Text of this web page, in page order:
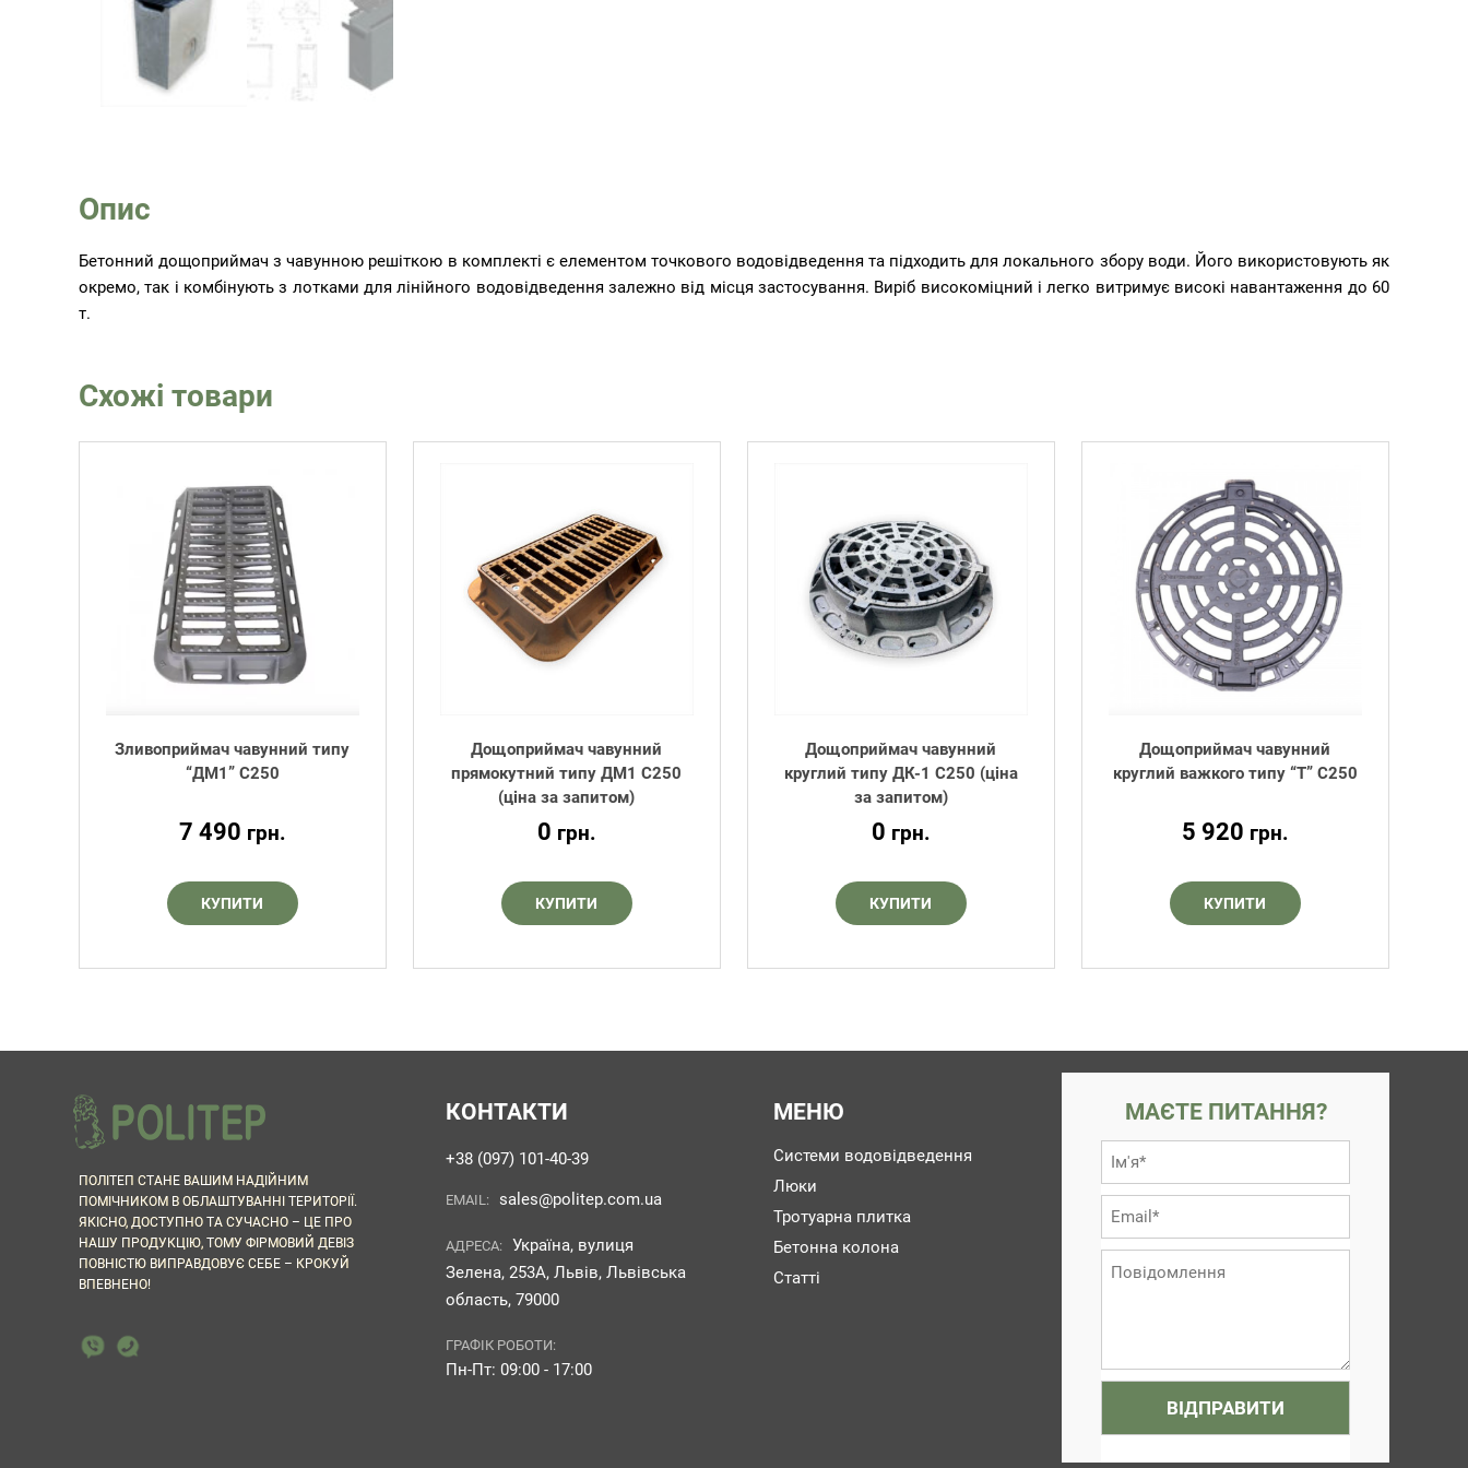
Опис
Бетонний дощоприймач з чавунною решіткою в комплекті є елементом точкового водовідведення та підходить для локального збору води. Його використовують як
окремо, так і комбінують з лотками для лінійного водовідведення залежно від місця застосування. Виріб високоміцний і легко витримує високі навантаження до 60
т.
Схожі товари
Зливоприймач чавунний типу
“ДМ1” С250
7 490 грн.
КУПИТИ
Дощоприймач чавунний
прямокутний типу ДМ1 С250
(ціна за запитом)
0 грн.
КУПИТИ
Дощоприймач чавунний
круглий типу ДК-1 С250 (ціна
за запитом)
0 грн.
КУПИТИ
Дощоприймач чавунний
круглий важкого типу “Т” С250
5 920 грн.
КУПИТИ
ПОЛІТЕП СТАНЕ ВАШИМ НАДІЙНИМ
ПОМІЧНИКОМ В ОБЛАШТУВАННІ ТЕРИТОРІЇ.
ЯКІСНО, ДОСТУПНО ТА СУЧАСНО – ЦЕ ПРО
НАШУ ПРОДУКЦІЮ, ТОМУ ФІРМОВИЙ ДЕВІЗ
ПОВНІСТЮ ВИПРАВДОВУЄ СЕБЕ – КРОКУЙ
ВПЕВНЕНО!
КОНТАКТИ
+38 (097) 101-40-39
EMAIL: sales@politep.com.ua
АДРЕСА:
Україна, вулиця
Зелена, 253А, Львів, Львівська
область, 79000
ГРАФІК РОБОТИ:
Пн-Пт: 09:00 - 17:00
МЕНЮ
Системи водовідведення
Люки
Тротуарна плитка
Бетонна колона
Статті
МАЄТЕ ПИТАННЯ?